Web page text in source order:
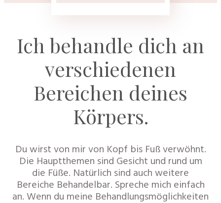
Ich behandle dich an
verschiedenen
Bereichen deines
Körpers.
Du wirst von mir von Kopf bis Fuß verwöhnt.
Die Hauptthemen sind Gesicht und rund um
die Füße. Natürlich sind auch weitere
Bereiche Behandelbar. Spreche mich einfach
an. Wenn du meine Behandlungsmöglichkeiten